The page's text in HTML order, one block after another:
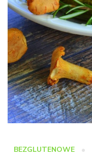
BEZGLUTENOWE